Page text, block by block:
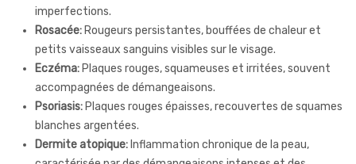
imperfections.
Rosacée: Rougeurs persistantes, bouffées de chaleur et
petits vaisseaux sanguins visibles sur le visage.
Eczéma: Plaques rouges, squameuses et irritées, souvent
accompagnées de démangeaisons.
Psoriasis: Plaques rouges épaisses, recouvertes de squames
blanches argentées.
Dermite atopique: Inflammation chronique de la peau,